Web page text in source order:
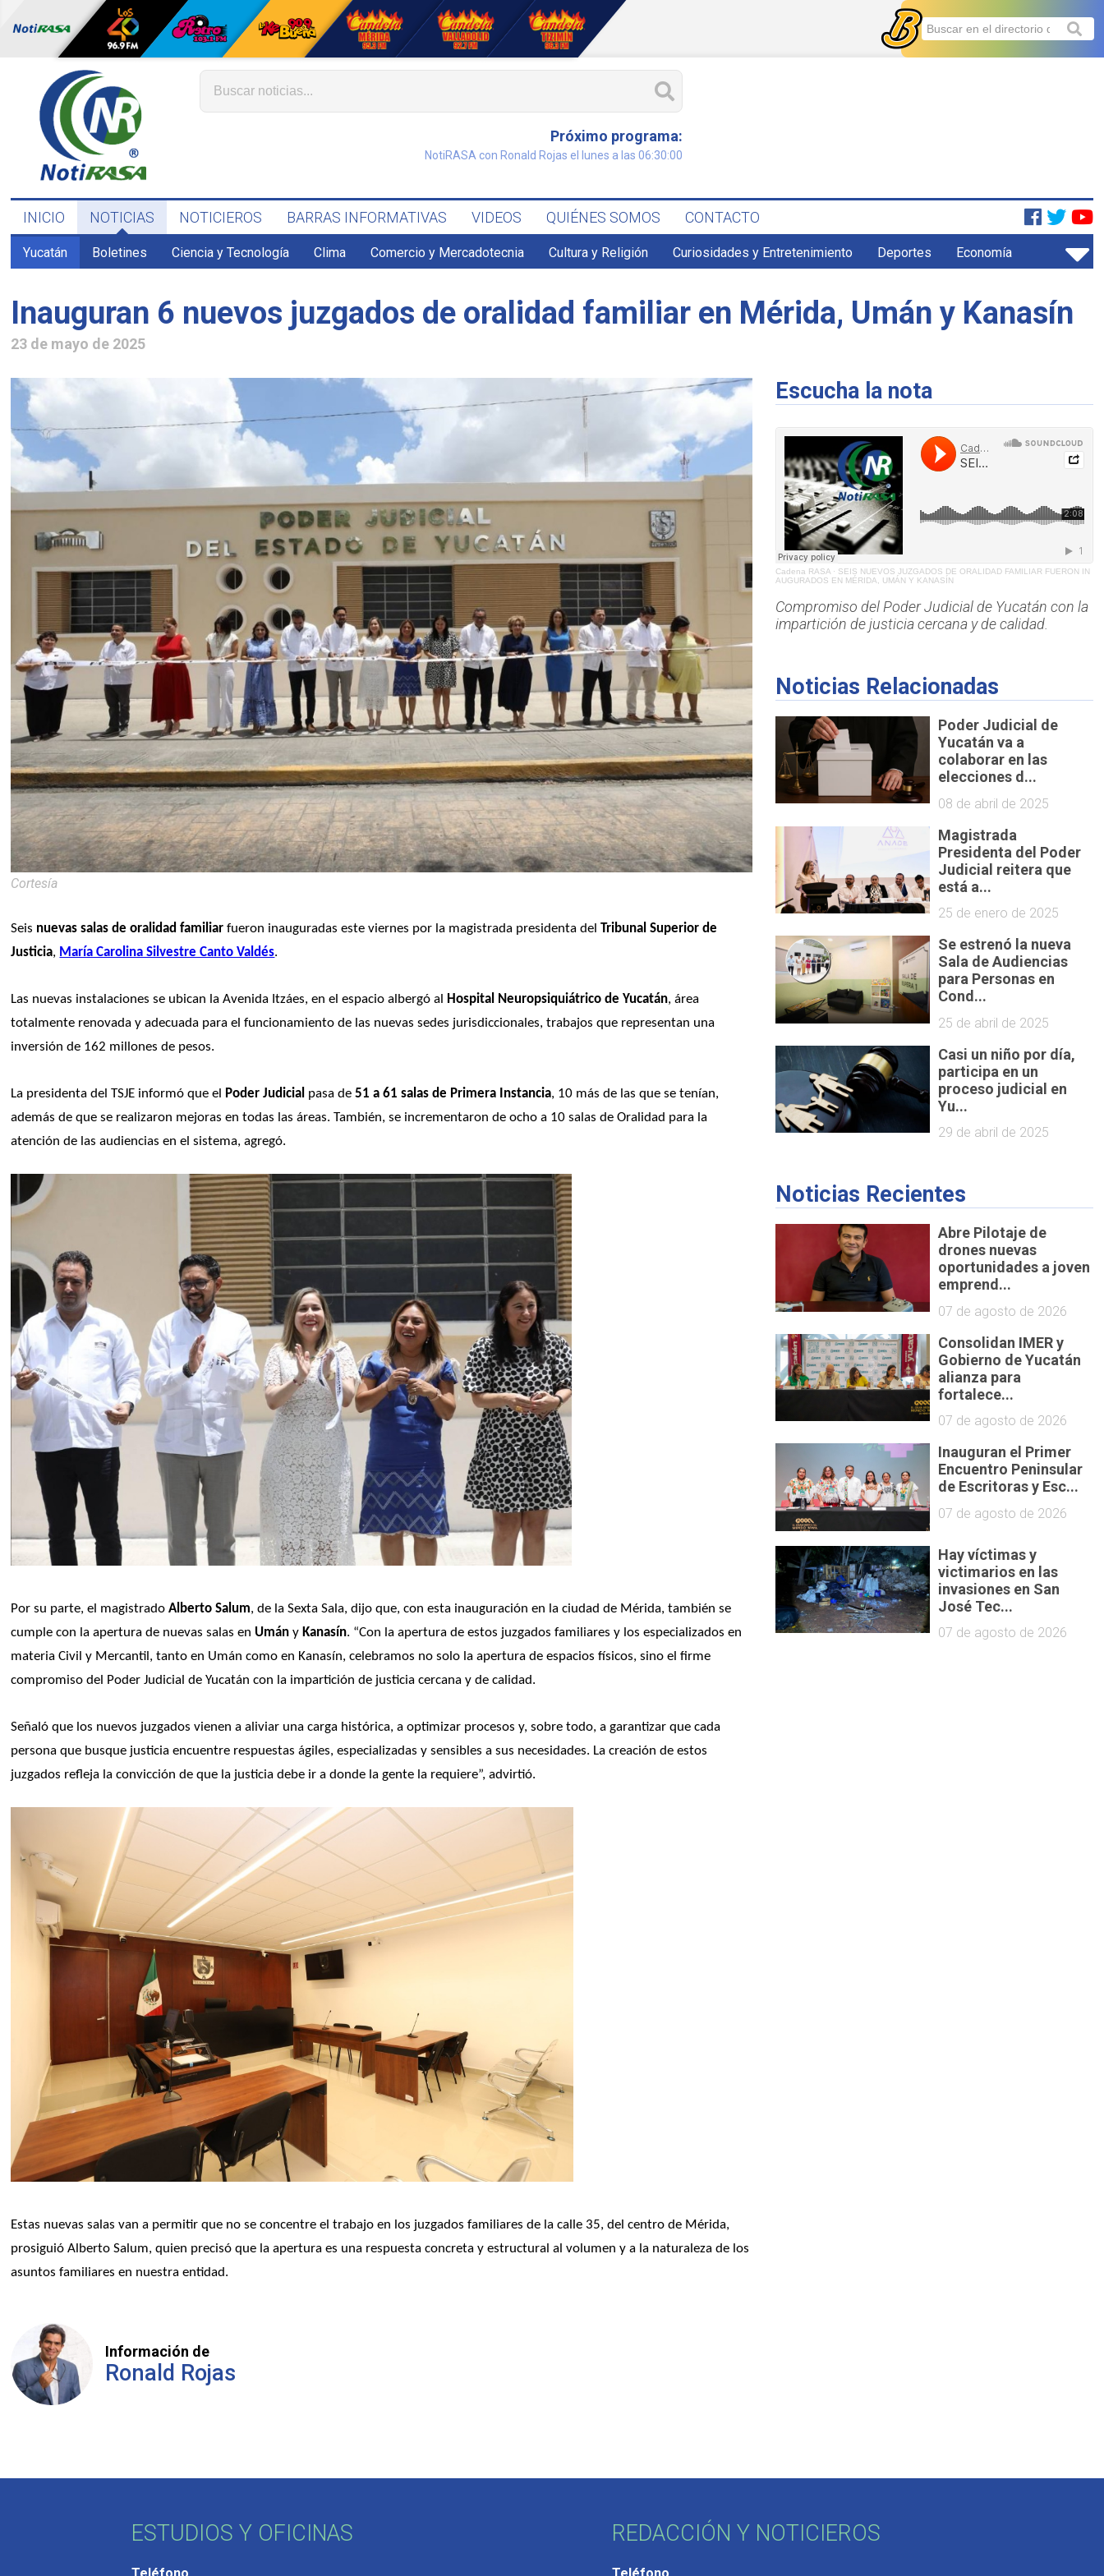
Próximo programa:
NotiRASA con Ronald Rojas el lunes a las 06:30:00
INICIO NOTICIAS NOTICIEROS BARRAS INFORMATIVAS VIDEOS QUIÉNES SOMOS CONTACTO
Yucatán Boletines Ciencia y Tecnología Clima Comercio y Mercadotecnia Cultura y Religión Curiosidades y Entretenimiento Deportes Economía
Inauguran 6 nuevos juzgados de oralidad familiar en Mérida, Umán y Kanasín
23 de mayo de 2025
Cortesía
Seis nuevas salas de oralidad familiar fueron inauguradas este viernes por la magistrada presidenta del Tribunal Superior de
Justicia, María Carolina Silvestre Canto Valdés.
Las nuevas instalaciones se ubican la Avenida Itzáes, en el espacio albergó al Hospital Neuropsiquiátrico de Yucatán, área
totalmente renovada y adecuada para el funcionamiento de las nuevas sedes jurisdiccionales, trabajos que representan una
inversión de 162 millones de pesos.
La presidenta del TSJE informó que el Poder Judicial pasa de 51 a 61 salas de Primera Instancia, 10 más de las que se tenían,
además de que se realizaron mejoras en todas las áreas. También, se incrementaron de ocho a 10 salas de Oralidad para la
atención de las audiencias en el sistema, agregó.
Por su parte, el magistrado Alberto Salum, de la Sexta Sala, dijo que, con esta inauguración en la ciudad de Mérida, también se
cumple con la apertura de nuevas salas en Umán y Kanasín. “Con la apertura de estos juzgados familiares y los especializados en
materia Civil y Mercantil, tanto en Umán como en Kanasín, celebramos no solo la apertura de espacios físicos, sino el firme
compromiso del Poder Judicial de Yucatán con la impartición de justicia cercana y de calidad.
Señaló que los nuevos juzgados vienen a aliviar una carga histórica, a optimizar procesos y, sobre todo, a garantizar que cada
persona que busque justicia encuentre respuestas ágiles, especializadas y sensibles a sus necesidades. La creación de estos
juzgados refleja la convicción de que la justicia debe ir a donde la gente la requiere”, advirtió.
Estas nuevas salas van a permitir que no se concentre el trabajo en los juzgados familiares de la calle 35, del centro de Mérida,
prosiguió Alberto Salum, quien precisó que la apertura es una respuesta concreta y estructural al volumen y a la naturaleza de los
asuntos familiares en nuestra entidad.
Información de
Ronald Rojas
Escucha la nota
Cadena RASA· SEIS NUEVOS JUZGADOS DE ORALIDAD FAMILIAR FUERON IN
AUGURADOS EN MÉRIDA, UMÁN Y KANASÍN
Compromiso del Poder Judicial de Yucatán con la
impartición de justicia cercana y de calidad.
Noticias Relacionadas
Poder Judicial de
Yucatán va a
colaborar en las
elecciones d...
08 de abril de 2025
Magistrada
Presidenta del Poder
Judicial reitera que
está a...
25 de enero de 2025
Se estrenó la nueva
Sala de Audiencias
para Personas en
Cond...
25 de abril de 2025
Casi un niño por día,
participa en un
proceso judicial en
Yu...
29 de abril de 2025
Noticias Recientes
Abre Pilotaje de
drones nuevas
oportunidades a joven
emprend...
07 de agosto de 2026
Consolidan IMER y
Gobierno de Yucatán
alianza para
fortalece...
07 de agosto de 2026
Inauguran el Primer
Encuentro Peninsular
de Escritoras y Esc...
07 de agosto de 2026
Hay víctimas y
victimarios en las
invasiones en San
José Tec...
07 de agosto de 2026
ESTUDIOS Y OFICINAS REDACCIÓN Y NOTICIEROS